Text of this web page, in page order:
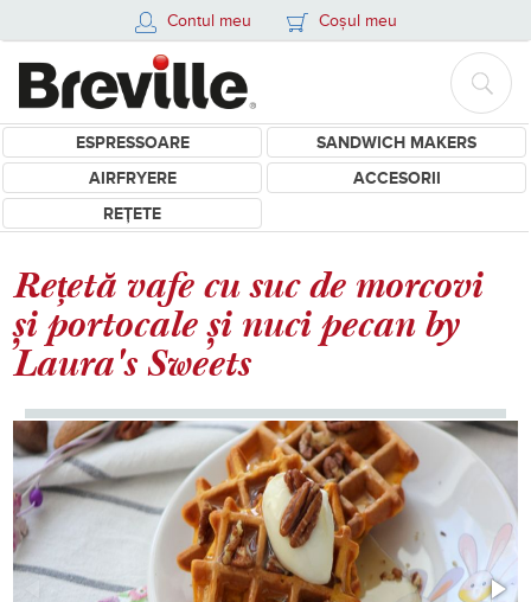
Contul meu Coșul meu
ESPRESSOARE
SANDWICH MAKERS
AIRFRYERE
ACCESORII
REȚETE
Rețetă vafe cu suc de morcovi
și portocale și nuci pecan by
Laura's Sweets